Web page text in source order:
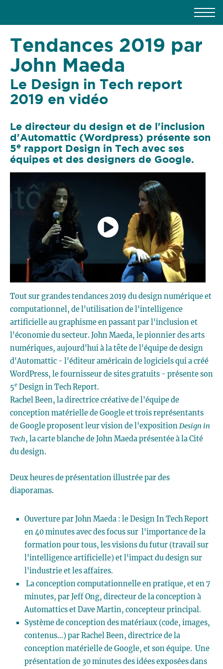
Tendances 2019 par
John Maeda
Le Design in Tech report
2019 en vidéo
Le directeur du design et de l'inclusion
d'Automattic (Wordpress) présente son
5e rapport Design in Tech avec ses
équipes et des designers de Google.
Tout sur grandes tendances 2019 du design numérique et
computationnel, de l'utilisation de l'intelligence
artificielle au graphisme en passant par l'inclusion et
l'économie du secteur. John Maeda, le pionnier des arts
numériques, aujourd'hui à la tête de l'équipe de design
d'Automattic - l'éditeur américain de logiciels qui a créé
WordPress, le fournisseur de sites gratuits - présente son
5e Design in Tech Report.
Rachel Been, la directrice créative de l'équipe de
conception matérielle de Google et trois représentants
de Google proposent leur vision de l'exposition Design in
Tech, la carte blanche de John Maeda présentée à la Cité
du design.
Deux heures de présentation illustrée par des
diaporamas.
Ouverture par John Maeda : le Design In Tech Report
en 40 minutes avec des focus sur l'importance de la
formation pour tous, les visions du futur (travail sur
l'intelligence artificielle) et l'impact du design sur
l'industrie et les affaires.
La conception computationnelle en pratique, et en 7
minutes, par Jeff Ong, directeur de la conception à
Automattics et Dave Martin, concepteur principal.
Système de conception des matériaux (code, images,
contenus...) par Rachel Been, directrice de la
conception matérielle de Google, et son équipe. Une
présentation de 30 minutes des idées exposées dans